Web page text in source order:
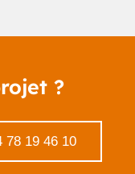
?
78 19 46 10